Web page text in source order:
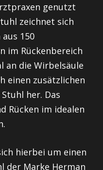
genutzt
zeichnet sich
150
im Rückenbereich
an die Wirbelsäule
einen zusätzlichen
her. Das
Rücken im idealen
hierbei um einen
der Marke Herman